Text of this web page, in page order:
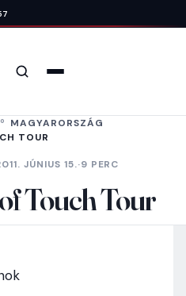
Keresés
MAGYARORSZÁG
TOUR
JÚNIUS 15.·9 PERC
Touch Tour